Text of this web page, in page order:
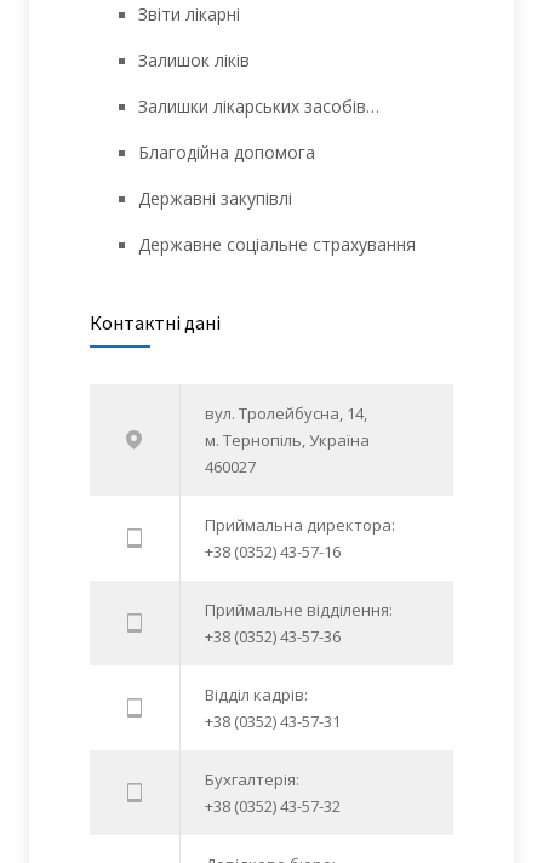
Звіти лікарні
Залишок ліків
Залишки лікарських засобів…
Благодійна допомога
Державні закупівлі
Державне соціальне страхування
Контактні дані
вул. Тролейбусна, 14,
м. Тернопіль, Україна
460027
Приймальна директора:
+38 (0352) 43-57-16
Приймальне відділення:
+38 (0352) 43-57-36
Відділ кадрів:
+38 (0352) 43-57-31
Бухгалтерія:
+38 (0352) 43-57-32